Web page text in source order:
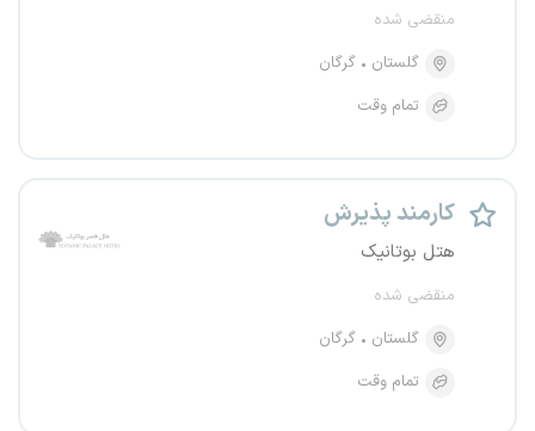
منقضی شده
گلستان
گرگان
تمام وقت
کارمند پذیرش
هتل بوتانیک
منقضی شده
گلستان
گرگان
تمام وقت